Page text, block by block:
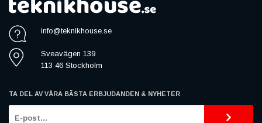
info@teknikhouse.se
Sveavägen 139
113 46 Stockholm
TA DEL AV VÅRA BÄSTA ERBJUDANDEN & NYHETER